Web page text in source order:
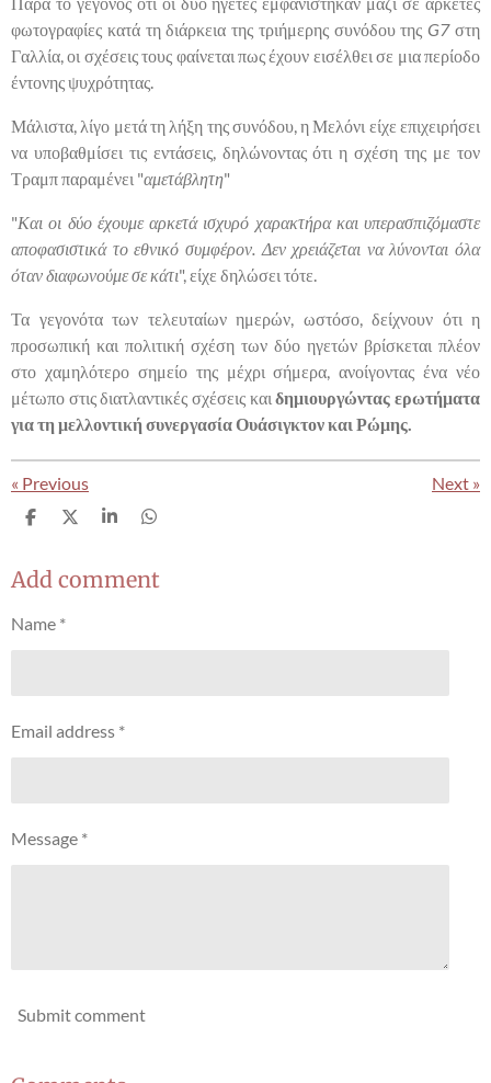
φωτογραφίες κατά τη διάρκεια της τριήμερης συνόδου τηςG7στη
Γαλλία, οι σχέσεις τους φαίνεται πως έχουν εισέλθει σε μια περίοδο
έντονης ψυχρότητας.
Μάλιστα, λίγο μετά τη λήξη της συνόδου, η Μελόνι είχε επιχειρήσει
να υποβαθμίσει τις εντάσεις, δηλώνοντας ότι η σχέση της με τον
Τραμπ παραμένει "αμετάβλητη"
"Και οι δύο έχουμε αρκετά ισχυρό χαρακτήρα και υπερασπιζόμαστε
αποφασιστικά το εθνικό συμφέρον. Δεν χρειάζεται να λύνονται όλα
όταν διαφωνούμε σε κάτι", είχε δηλώσει τότε.
Τα γεγονότα των τελευταίων ημερών, ωστόσο, δείχνουν ότι η
προσωπική και πολιτική σχέση των δύο ηγετών βρίσκεται πλέον
στο χαμηλότερο σημείο της μέχρι σήμερα, ανοίγοντας ένα νέο
μέτωπο στις διατλαντικές σχέσεις καιδημιουργώντας ερωτήματα
για τη μελλοντική συνεργασία Ουάσιγκτον και Ρώμης.
« Previous Next »
S
r
e
S
r
e
S
r
e
S
r
e
Add comment
Name *
Email address *
Message *
Submit comment